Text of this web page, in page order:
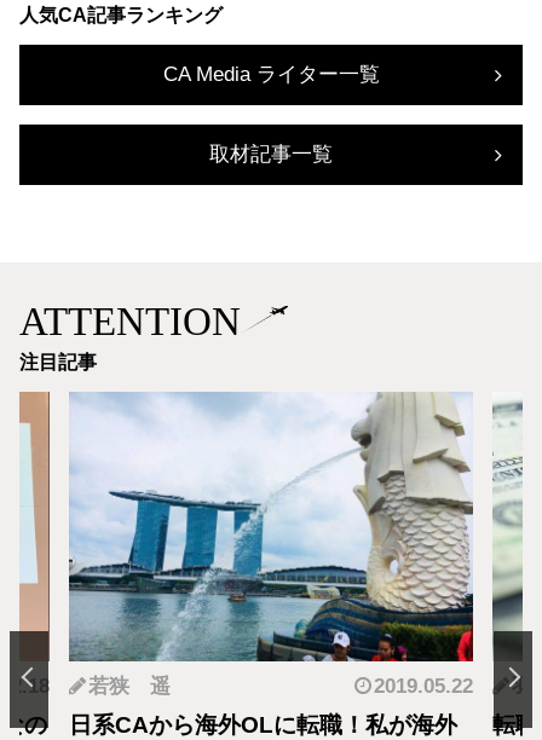
人気CA記事ランキング
CA Media ライター一覧
取材記事一覧
ATTENTION
注目記事
の
若狭 遥 2019.05.22
日系CAから海外OLに転職！私が海外
羽
転